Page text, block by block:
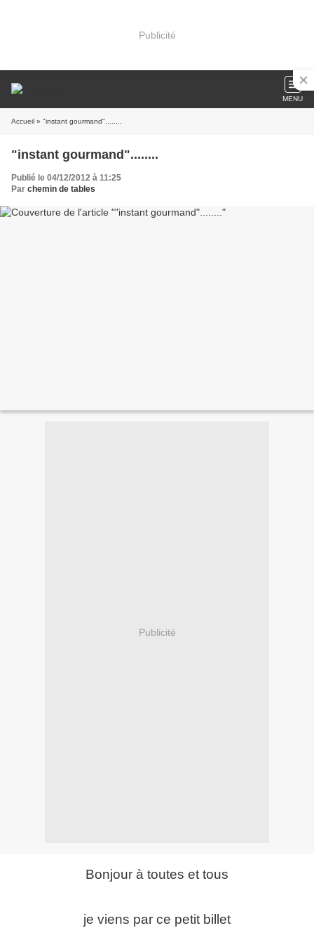
Publicité
MENU
Accueil » "instant gourmand"........
"instant gourmand"........
Publié le 04/12/2012 à 11:25
Par chemin de tables
Publicité
Bonjour à toutes et tous
je viens par ce petit billet